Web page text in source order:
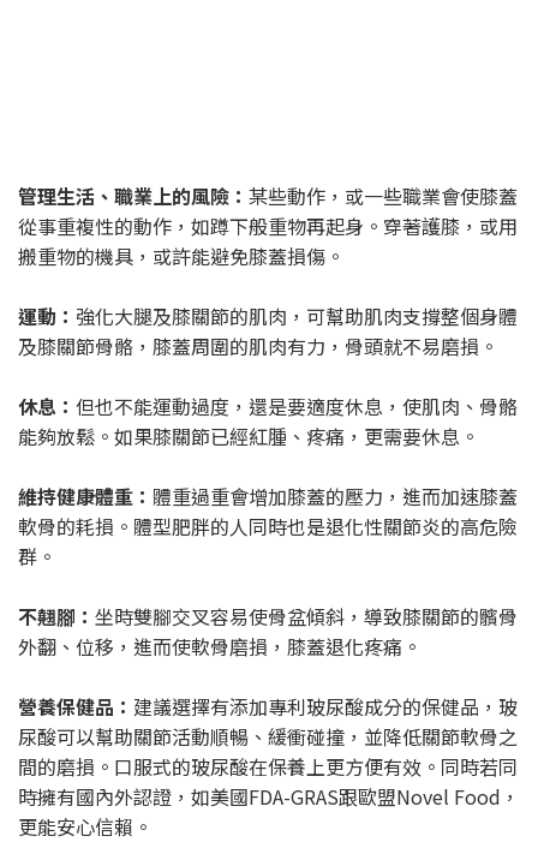
管理生活、職業上的風險： 某些動作，或一些職業會使膝蓋
從事重複性的動作，如蹲下般重物再起身。穿著護膝，或用
搬重物的機具，或許能避免膝蓋損傷。
運動： 強化大腿及膝關節的肌肉，可幫助肌肉支撐整個身體
及膝關節骨骼，膝蓋周圍的肌肉有力，骨頭就不易磨損。
休息： 但也不能運動過度，還是要適度休息，使肌肉、骨骼
能夠放鬆。如果膝關節已經紅腫、疼痛，更需要休息。
維持健康體重： 體重過重會增加膝蓋的壓力，進而加速膝蓋
軟骨的耗損。體型肥胖的人同時也是退化性關節炎的高危險
群。
不翹腳： 坐時雙腳交叉容易使骨盆傾斜，導致膝關節的髕骨
外翻、位移，進而使軟骨磨損，膝蓋退化疼痛。
營養保健品： 建議選擇有添加專利玻尿酸成分的保健品，玻
尿酸可以幫助關節活動順暢、緩衝碰撞，並降低關節軟骨之
間的磨損。口服式的玻尿酸在保養上更方便有效。同時若同
時擁有國內外認證，如美國FDA-GRAS跟歐盟Novel Food，
更能安心信賴。